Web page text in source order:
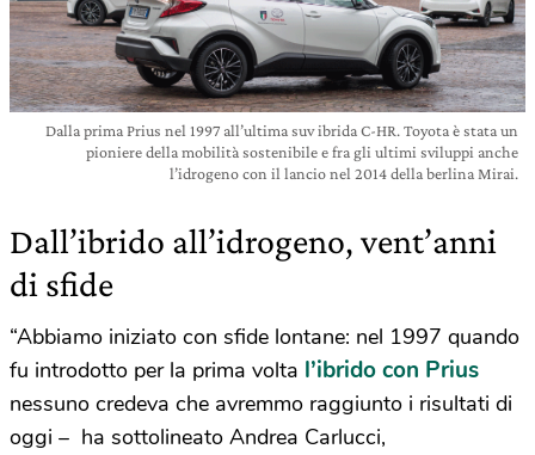
Dalla prima Prius nel 1997 all’ultima suv ibrida C-HR. Toyota è stata un
pioniere della mobilità sostenibile e fra gli ultimi sviluppi anche
l’idrogeno con il lancio nel 2014 della berlina Mirai.
Dall’ibrido all’idrogeno, vent’anni
di sfide
“Abbiamo iniziato con sfide lontane: nel 1997 quando
fu introdotto per la prima volta l’ibrido con Prius
nessuno credeva che avremmo raggiunto i risultati di
oggi – ha sottolineato Andrea Carlucci,